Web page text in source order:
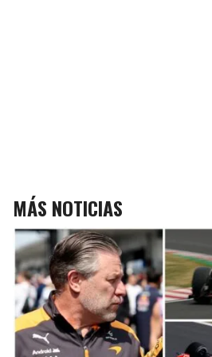
MÁS NOTICIAS